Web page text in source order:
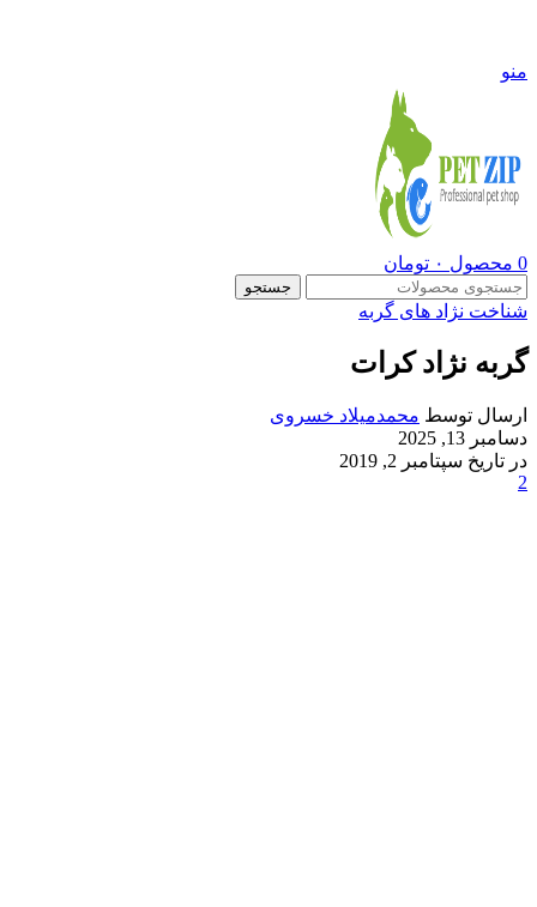
منو
0 محصول ۰ تومان
جستجو
شناخت نژاد های گربه
گربه نژاد کرات
ارسال توسط محمدمیلاد خسروی
دسامبر 13, 2025
در تاریخ سپتامبر 2, 2019
2